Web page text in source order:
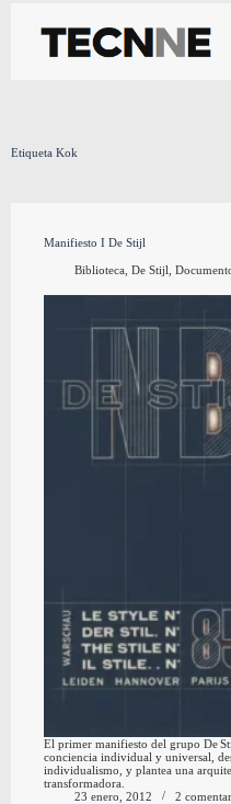
contenido
Etiqueta Kok
Manifiesto I De Stijl
Biblioteca, De Stijl
El primer manifiesto del grupo De
conciencia individual y universal,
individualismo, y plantea una
transformadora.
23 enero, 2012
2